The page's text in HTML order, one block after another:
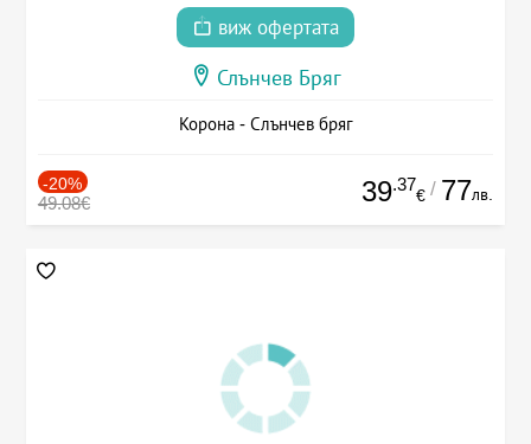
виж офертата
Слънчев Бряг
Корона - Слънчев бряг
-20%
49.08€ 39.37
€ / 77лв.